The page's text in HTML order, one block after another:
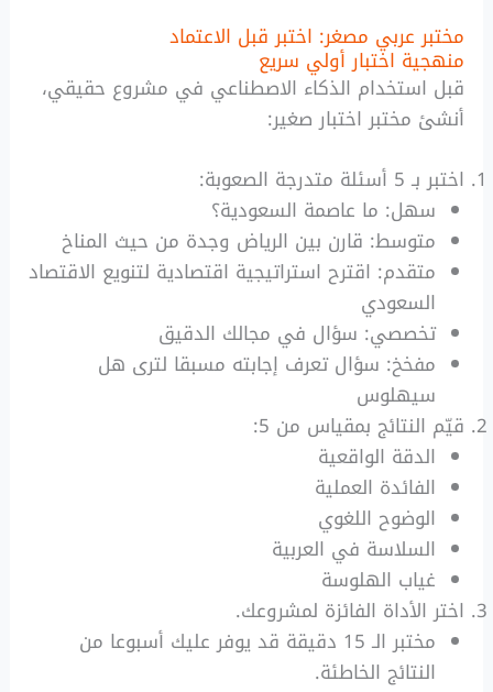
مختبر عربي مصغر: اختبر قبل الاعتماد
منهجية اختبار أولي سريع
قبل استخدام الذكاء الاصطناعي في مشروع حقيقي،
أنشئ مختبر اختبار صغير:
اختبر بـ 5 أسئلة متدرجة الصعوبة:
سهل: ما عاصمة السعودية؟
متوسط: قارن بين الرياض وجدة من حيث المناخ
متقدم: اقترح استراتيجية اقتصادية لتنويع الاقتصاد
السعودي
تخصصي: سؤال في مجالك الدقيق
مفخخ: سؤال تعرف إجابته مسبقا لترى هل
سيهلوس
قيّم النتائج بمقياس من 5:
الدقة الواقعية
الفائدة العملية
الوضوح اللغوي
السلاسة في العربية
غياب الهلوسة
اختر الأداة الفائزة لمشروعك.
مختبر الـ 15 دقيقة قد يوفر عليك أسبوعا من
النتائج الخاطئة.